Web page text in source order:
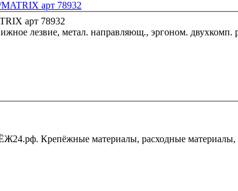
арт 78932
лезвие, метал. направляющ., эргоном. двухкомп.
Крепёжные материалы, расходные материалы,